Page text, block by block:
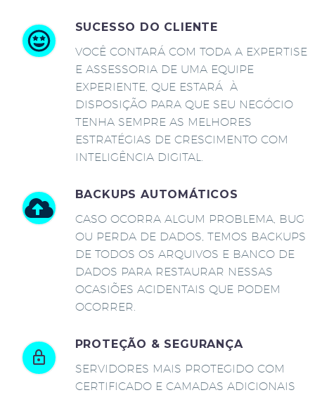
SUCESSO DO CLIENTE
VOCÊ CONTARÁ COM TODA A EXPERTISE
E ASSESSORIA DE UMA EQUIPE
EXPERIENTE, QUE ESTARÁ À
DISPOSIÇÃO PARA QUE SEU NEGÓCIO
TENHA SEMPRE AS MELHORES
ESTRATÉGIAS DE CRESCIMENTO COM
INTELIGÊNCIA DIGITAL.
BACKUPS AUTOMÁTICOS
CASO OCORRA ALGUM PROBLEMA, BUG
OU PERDA DE DADOS, TEMOS BACKUPS
DE TODOS OS ARQUIVOS E BANCO DE
DADOS PARA RESTAURAR NESSAS
OCASIÕES ACIDENTAIS QUE PODEM
OCORRER.
PROTEÇÃO & SEGURANÇA
SERVIDORES MAIS PROTEGIDO COM
CERTIFICADO E CAMADAS ADICIONAIS